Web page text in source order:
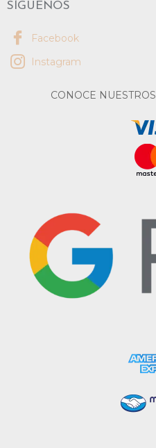
SÍGUENOS
Facebook
Instagram
CONOCE NUESTROS